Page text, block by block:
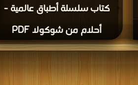
كتاب سلسلة أطباق عالمية -
أحلام من شوكولا PDF